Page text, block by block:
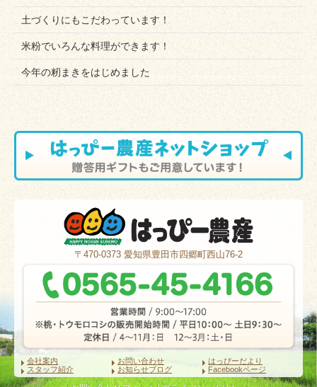
土づくりにもこだわっています！
米粉でいろんな料理ができます！
今年の籾まきをはじめました
〒470-0373 愛知県豊田市四郷町西山76-2
会社案内 お問い合わせ
はっぴーだより
スタッフ紹介
お知らせブログ Facebookページ